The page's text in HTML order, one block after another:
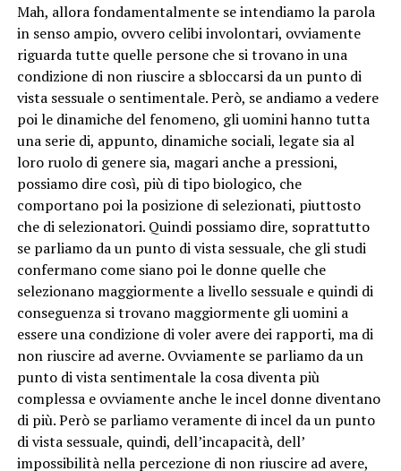
Mah, allora fondamentalmente se intendiamo la parola
in senso ampio, ovvero celibi involontari, ovviamente
riguarda tutte quelle persone che si trovano in una
condizione di non riuscire a sbloccarsi da un punto di
vista sessuale o sentimentale. Però, se andiamo a vedere
poi le dinamiche del fenomeno, gli uomini hanno tutta
una serie di, appunto, dinamiche sociali, legate sia al
loro ruolo di genere sia, magari anche a pressioni,
possiamo dire così, più di tipo biologico, che
comportano poi la posizione di selezionati, piuttosto
che di selezionatori. Quindi possiamo dire, soprattutto
se parliamo da un punto di vista sessuale, che gli studi
confermano come siano poi le donne quelle che
selezionano maggiormente a livello sessuale e quindi di
conseguenza si trovano maggiormente gli uomini a
essere una condizione di voler avere dei rapporti, ma di
non riuscire ad averne. Ovviamente se parliamo da un
punto di vista sentimentale la cosa diventa più
complessa e ovviamente anche le incel donne diventano
di più. Però se parliamo veramente di incel da un punto
di vista sessuale, quindi, dell’incapacità, dell’
impossibilità nella percezione di non riuscire ad avere,